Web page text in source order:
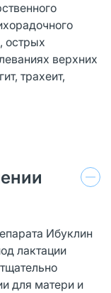
острых
верхних
трахеит,
Ибуклин
лактации
для матери и